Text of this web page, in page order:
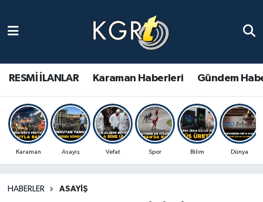
RESMİ İLANLAR Karaman Haberleri Gündem
Karaman Asayiş Vefat Spor Bilim Dünya
HABERLER ASAYIŞ
Gündem Haberleri
Güncel Haberler
Spor Haberleri
Ulusal Haberler